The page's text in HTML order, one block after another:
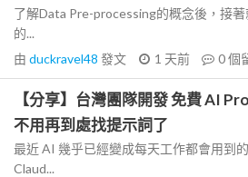
了解Data Pre-processing的概念後，接
的...
由 duckravel48 發文 1 天前 0個
【分享】台灣團隊開發 免費 AI
不用再到處找提示詞了
最近 AI 幾乎已經變成每天工作都會用到
Claud...